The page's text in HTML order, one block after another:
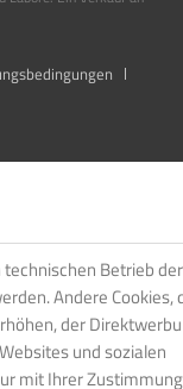
Betrieb der
Andere Cookies,
der
und sozialen
mit Ihrer Zustimmung